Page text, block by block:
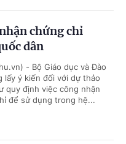
chứng chỉ
dân
- Bộ Giáo dục và Đào
lấy ý kiến đối với dự thảo
quy định việc công nhận
để sử dụng trong hệ...